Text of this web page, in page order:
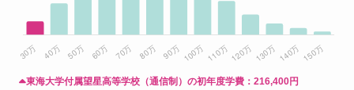
東海大学付属望星高等学校（通信制）の初年度学費： 216,400円